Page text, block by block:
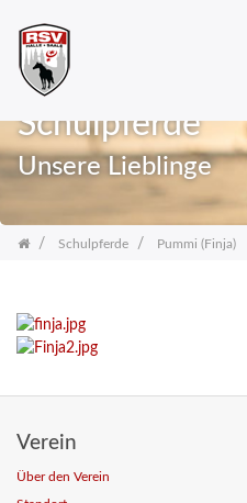
Zum
springen
Schulpferde
Unsere Lieblinge
Schulpferde Pummi (Finja)
Verein
Über den Verein